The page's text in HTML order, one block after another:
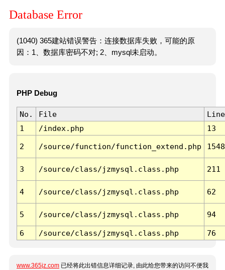
Database Error
(1040) 365建站错误警告：连接数据库失败，可能的原
因：1、数据库密码不对; 2、mysql未启动。
PHP Debug
No. File
Line
1
/index.php 13
2 /source/function/function_extend.php 1548
3 /source/class/jzmysql.class.php 211
4 /source/class/jzmysql.class.php 62
5 /source/class/jzmysql.class.php 94
6 /source/class/jzmysql.class.php 76
www.365jz.com 已经将此出错信息详细记录, 由此给您带来的访问不便我